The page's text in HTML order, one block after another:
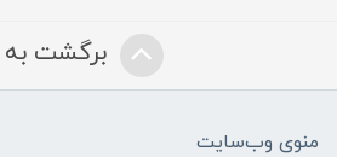
برگشت به
منوی وب‌سایت